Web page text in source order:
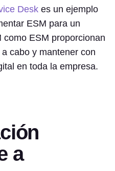
Desk es un ejemplo
ESM para un
como ESM proporcionan
cabo y mantener con
en toda la empresa.
a